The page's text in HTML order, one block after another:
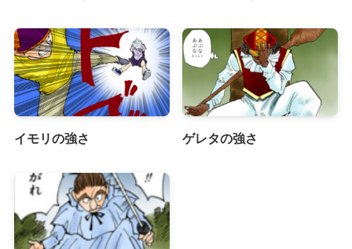
イモリの強さ ゲレタの強さ